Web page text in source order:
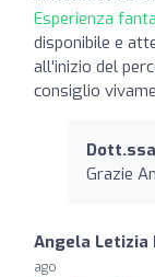
Esperienza
disponibile e
all'inizio del
consiglio
Grazie
Angela Letizia
ago